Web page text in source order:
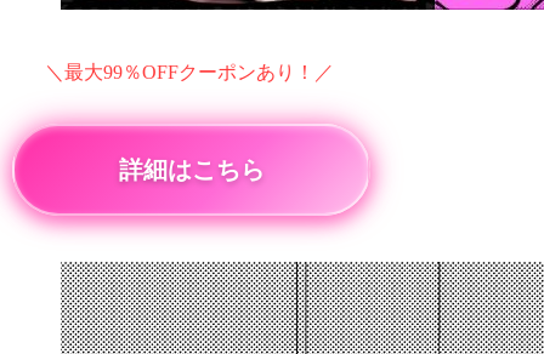
＼最大99％OFFクーポンあり！／
詳細はこちら